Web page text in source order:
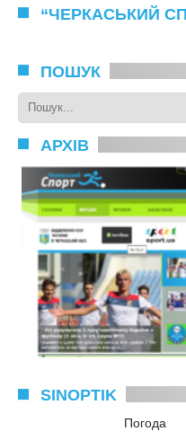
“ЧЕРКАСЬКИЙ
ПОШУК
АРХІВ
SINOPTIK
Погода